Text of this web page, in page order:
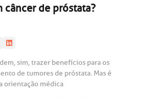
e exames
BP
Hematologia
câncer de próstata?
sim, trazer benefícios para os
de tumores de próstata. Mas é
orientação médica